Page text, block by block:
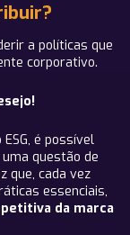
a políticas que
corporativo.
é possível
questão de
que, cada vez
essenciais,
da marca